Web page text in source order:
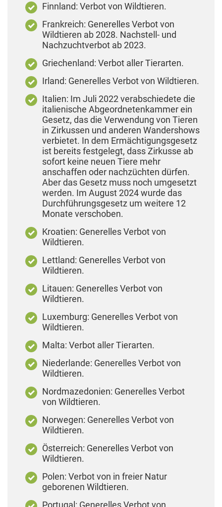
Finnland: Verbot von Wildtieren.
Frankreich: Generelles Verbot von
Wildtieren ab 2028. Nachstell- und
Nachzuchtverbot ab 2023.
Griechenland: Verbot aller Tierarten.
Irland: Generelles Verbot von Wildtieren.
Italien: Im Juli 2022 verabschiedete die
italienische Abgeordnetenkammer ein
Gesetz, das die Verwendung von Tieren
in Zirkussen und anderen Wandershows
verbietet. In dem Ermächtigungsgesetz
ist bereits festgelegt, dass Zirkusse ab
sofort keine neuen Tiere mehr
anschaffen oder nachzüchten dürfen.
Aber das Gesetz muss noch umgesetzt
werden. Im August 2024 wurde das
Durchführungsgesetz um weitere 12
Monate verschoben.
Kroatien: Generelles Verbot von
Wildtieren.
Lettland: Generelles Verbot von
Wildtieren.
Litauen: Generelles Verbot von
Wildtieren.
Luxemburg: Generelles Verbot von
Wildtieren.
Malta: Verbot aller Tierarten.
Niederlande: Generelles Verbot von
Wildtieren.
Nordmazedonien: Generelles Verbot
von Wildtieren.
Norwegen: Generelles Verbot von
Wildtieren.
Österreich: Generelles Verbot von
Wildtieren.
Polen: Verbot von in freier Natur
geborenen Wildtieren.
Portugal: Generelles Verbot von